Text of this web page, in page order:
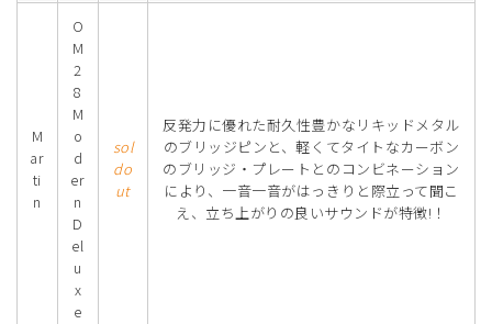
M
ar
ti
n
O
M
2
8
M
o
d
er
n
D
el
u
x
e
sol
do
ut
反発力に優れた耐久性豊かなリキッドメタル
のブリッジピンと、軽くてタイトなカーボン
のブリッジ・プレートとのコンビネーション
により、一音一音がはっきりと際立って聞こ
え、立ち上がりの良いサウンドが特徴!！